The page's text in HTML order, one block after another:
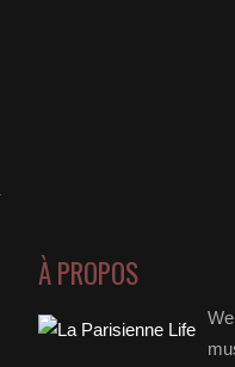
À PROPOS